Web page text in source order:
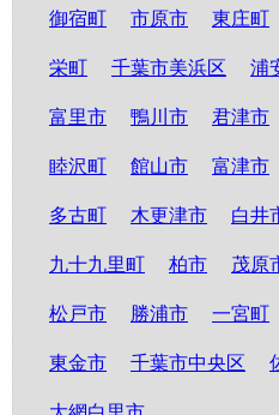
御宿町 市原市 東庄町
栄町 千葉市美浜区 浦
富里市 鴨川市 君津市
睦沢町 館山市 富津市
多古町 木更津市 白井
九十九里町 柏市 茂原
松戸市 勝浦市 一宮町
東金市 千葉市中央区